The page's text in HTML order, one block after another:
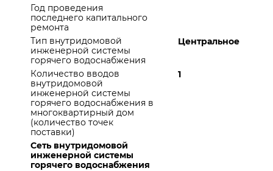
Год проведения
последнего капитального
ремонта
Тип внутридомовой
инженерной системы
горячего водоснабжения
Центральное
Количество вводов
внутридомовой
инженерной системы
горячего водоснабжения в
многоквартирный дом
(количество точек
поставки)
1
Сеть внутридомовой
инженерной системы
горячего водоснабжения